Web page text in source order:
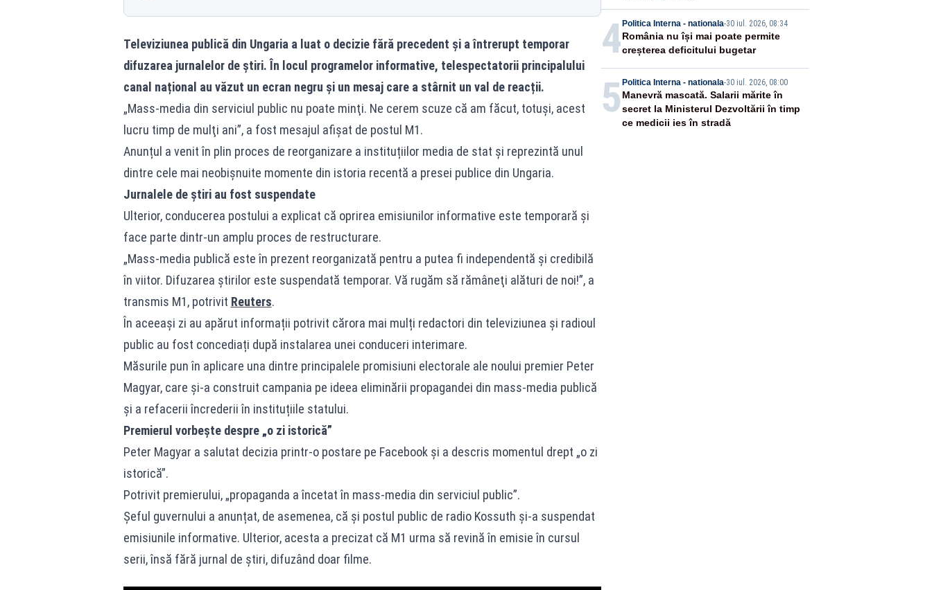
Televiziunea publică din Ungaria a luat o decizie fără precedent și a întrerupt temporar
difuzarea jurnalelor de știri. În locul programelor informative, telespectatorii principalului
canal național au văzut un ecran negru și un mesaj care a stârnit un val de reacții.
„Mass-media din serviciul public nu poate minţi. Ne cerem scuze că am făcut, totuşi, acest
lucru timp de mulţi ani”, a fost mesajul afișat de postul M1.
Anunțul a venit în plin proces de reorganizare a instituțiilor media de stat și reprezintă unul
dintre cele mai neobișnuite momente din istoria recentă a presei publice din Ungaria.
Jurnalele de știri au fost suspendate
Ulterior, conducerea postului a explicat că oprirea emisiunilor informative este temporară și
face parte dintr-un amplu proces de restructurare.
„Mass-media publică este în prezent reorganizată pentru a putea fi independentă şi credibilă
în viitor. Difuzarea ştirilor este suspendată temporar. Vă rugăm să rămâneţi alături de noi!”, a
transmis M1, potrivit Reuters.
În aceeași zi au apărut informații potrivit cărora mai mulți redactori din televiziunea și radioul
public au fost concediați după instalarea unei conduceri interimare.
Măsurile pun în aplicare una dintre principalele promisiuni electorale ale noului premier Peter
Magyar, care și-a construit campania pe ideea eliminării propagandei din mass-media publică
și a refacerii încrederii în instituțiile statului.
Premierul vorbește despre „o zi istorică”
Peter Magyar a salutat decizia printr-o postare pe Facebook și a descris momentul drept „o zi
istorică”.
Potrivit premierului, „propaganda a încetat în mass-media din serviciul public”.
Șeful guvernului a anunțat, de asemenea, că și postul public de radio Kossuth și-a suspendat
emisiunile informative. Ulterior, acesta a precizat că M1 urma să revină în emisie în cursul
serii, însă fără jurnal de știri, difuzând doar filme.
4 Politica Interna - nationala-30 iul. 2026, 08:34
România nu își mai poate permite
creșterea deficitului bugetar
5 Politica Interna - nationala-30 iul. 2026, 08:00
Manevră mascată. Salarii mărite în
secret la Ministerul Dezvoltării în timp
ce medicii ies în stradă